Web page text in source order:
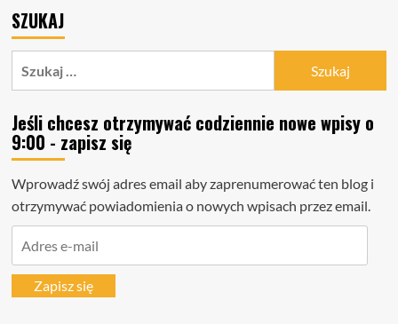
SZUKAJ
Jeśli chcesz otrzymywać codziennie nowe wpisy o
9:00 - zapisz się
Wprowadź swój adres email aby zaprenumerować ten blog i
otrzymywać powiadomienia o nowych wpisach przez email.
mailZapisz się